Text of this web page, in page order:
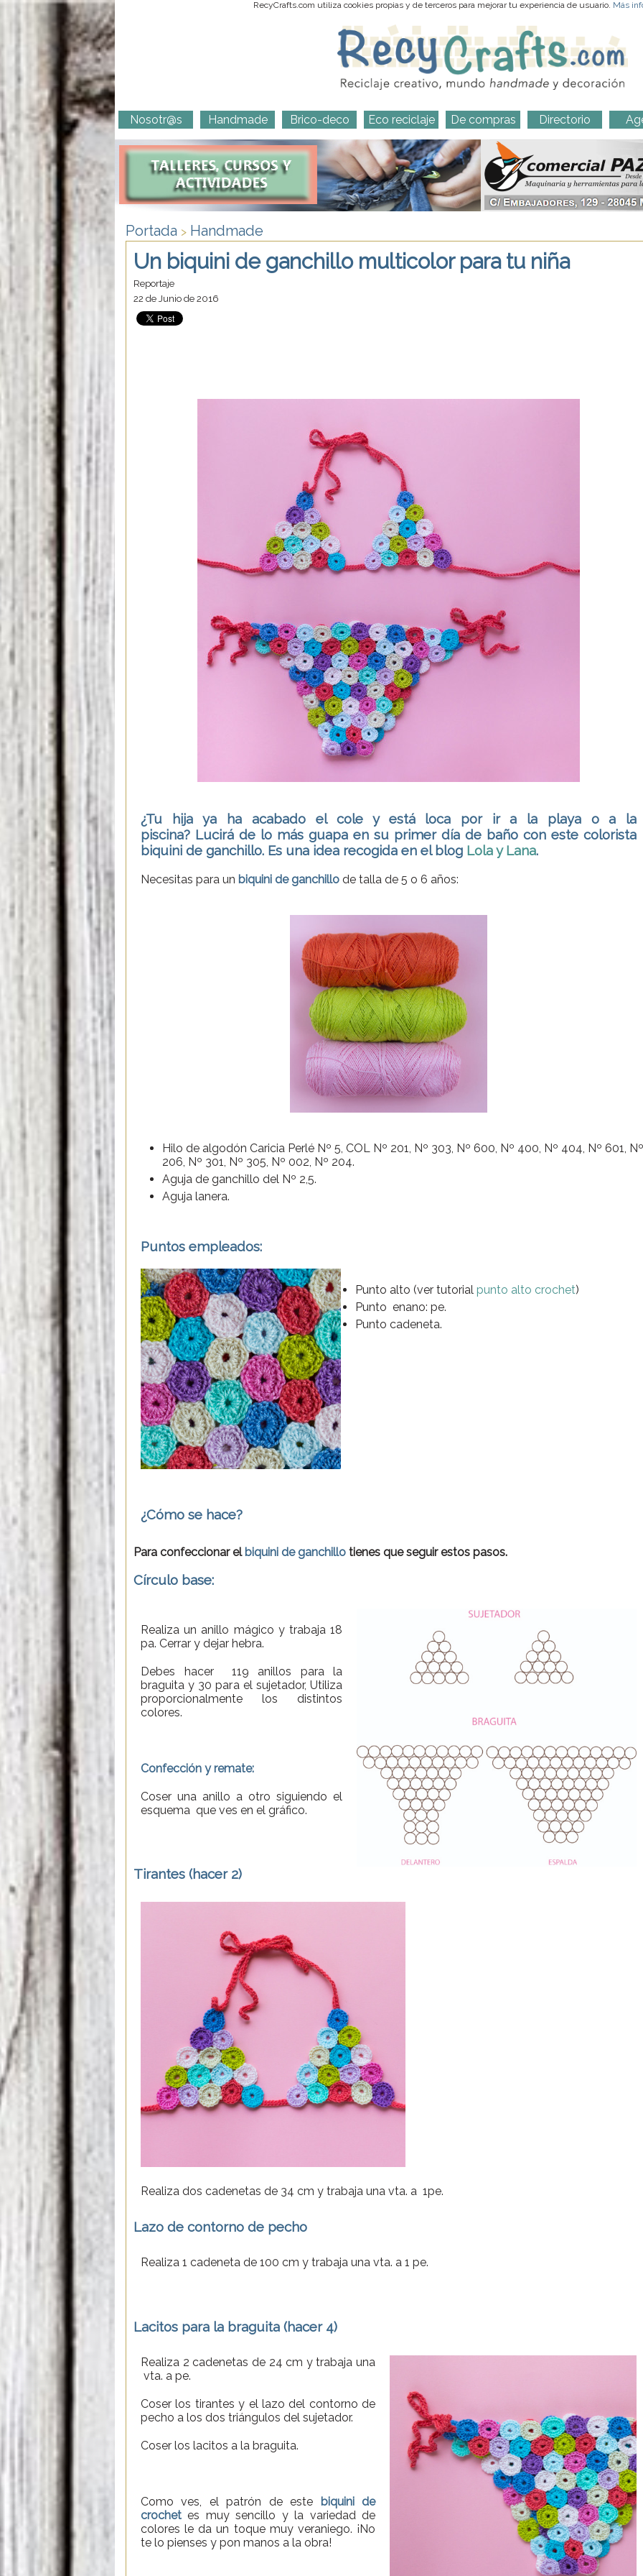
RecyCrafts.com utiliza cookies propias y de terceros para mejorar tu experiencia de usuario. Más
Nosotr@s Handmade Brico-deco Eco reciclaje De compras Directorio
Portada > Handmade
Un biquini de ganchillo multicolor para tu niña
Reportaje
22 de Junio de 2016
¿Tu hija ya ha acabado el cole y está loca por ir a la playa o a la
piscina? Lucirá de lo más guapa en su primer día de baño con este colorista
biquini de ganchillo. Es una idea recogida en el blog Lola y Lana.
Necesitas para un biquini de ganchillo de talla de 5 o 6 años:
Hilo de algodón Caricia Perlé Nº 5, COL Nº 201, Nº 303, Nº 600, Nº 400, Nº 404, Nº 601, Nº
206, Nº 301, Nº 305, Nº 002, Nº 204.
Aguja de ganchillo del Nº 2,5.
Aguja lanera.
Puntos empleados:
Punto alto (ver tutorial punto alto crochet)
Punto enano: pe.
Punto cadeneta.
¿Cómo se hace?
Para confeccionar el biquini de ganchillo tienes que seguir estos pasos.
Círculo base:
Realiza un anillo mágico y trabaja 18
pa. Cerrar y dejar hebra.
Debes hacer 119 anillos para la
braguita y 30 para el sujetador, Utiliza
proporcionalmente los distintos
colores.
Confección y remate:
Coser una anillo a otro siguiendo el
esquema que ves en el gráfico.
Tirantes (hacer 2)
Realiza dos cadenetas de 34 cm y trabaja una vta. a 1pe.
Lazo de contorno de pecho
Realiza 1 cadeneta de 100 cm y trabaja una vta. a 1 pe.
Lacitos para la braguita (hacer 4)
Realiza 2 cadenetas de 24 cm y trabaja una
vta. a pe.
Coser los tirantes y el lazo del contorno de
pecho a los dos triángulos del sujetador.
Coser los lacitos a la braguita.
Como ves, el patrón de este biquini de
crochet es muy sencillo y la variedad de
colores le da un toque muy veraniego. ¡No
te lo pienses y pon manos a la obra!